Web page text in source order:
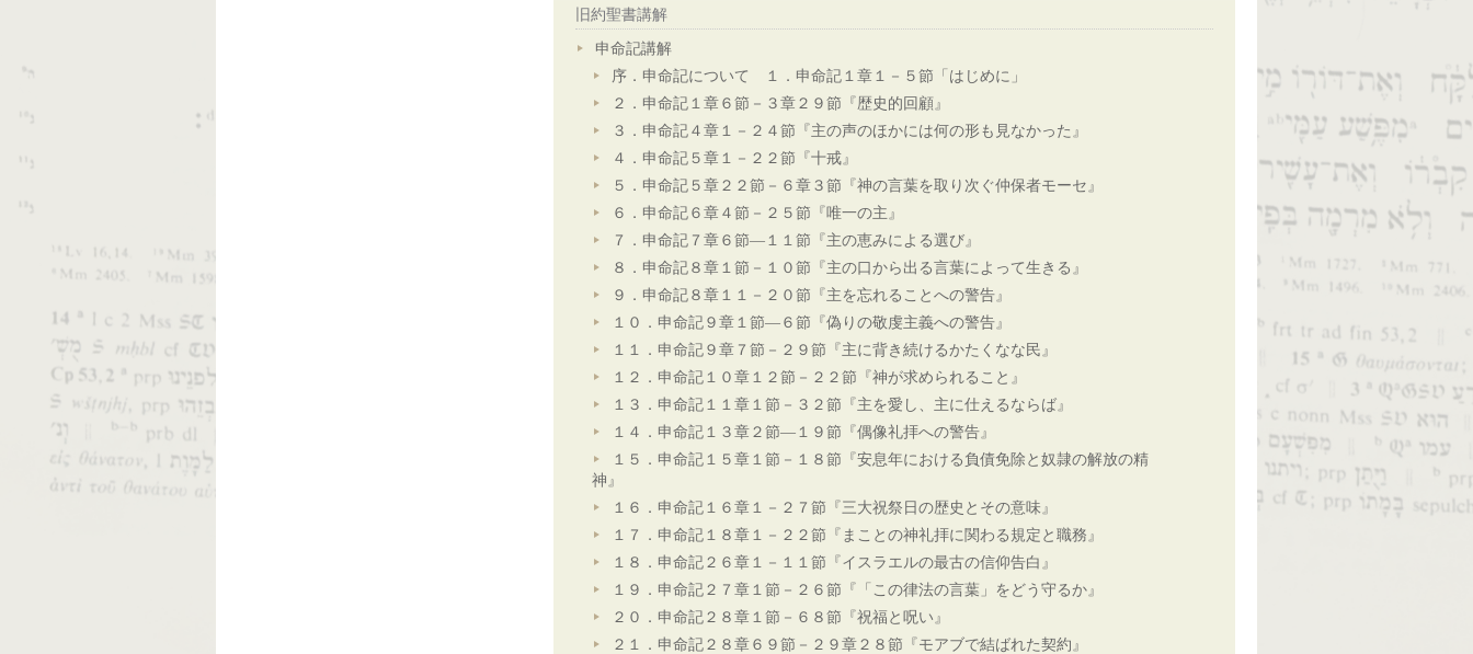
旧約聖書講解
申命記講解
序．申命記について １．申命記１章１－５節「はじめに」
２．申命記１章６節－３章２９節『歴史的回顧』
３．申命記４章１－２４節『主の声のほかには何の形も見なかった』
４．申命記５章１－２２節『十戒』
５．申命記５章２２節－６章３節『神の言葉を取り次ぐ仲保者モーセ』
６．申命記６章４節－２５節『唯一の主』
７．申命記７章６節―１１節『主の恵みによる選び』
８．申命記８章１節－１０節『主の口から出る言葉によって生きる』
９．申命記８章１１－２０節『主を忘れることへの警告』
１０．申命記９章１節―６節『偽りの敬虔主義への警告』
１１．申命記９章７節－２９節『主に背き続けるかたくなな民』
１２．申命記１０章１２節－２２節『神が求められること』
１３．申命記１１章１節－３２節『主を愛し、主に仕えるならば』
１４．申命記１３章２節―１９節『偶像礼拝への警告』
１５．申命記１５章１節－１８節『安息年における負債免除と奴隷の解放の精
神』
１６．申命記１６章１－２７節『三大祝祭日の歴史とその意味』
１７．申命記１８章１－２２節『まことの神礼拝に関わる規定と職務』
１８．申命記２６章１－１１節『イスラエルの最古の信仰告白』
１９．申命記２７章１節－２６節『「この律法の言葉」をどう守るか』
２０．申命記２８章１節－６８節『祝福と呪い』
２１．申命記２８章６９節－２９章２８節『モアブで結ばれた契約』